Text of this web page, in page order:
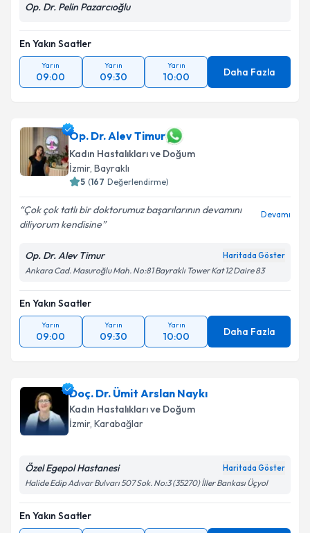
Op. Dr. Pelin Pazarcıoğlu
En Yakın Saatler
Yarın
09:00
Yarın
09:30
Yarın
10:00 Daha Fazla
Op. Dr. Alev Timur
Kadın Hastalıkları ve Doğum
İzmir, Bayraklı
5 (167 Değerlendirme)
Çok çok tatlı bir doktorumuz başarılarının devamını
diliyorum kendisine
Devamı
Op. Dr. Alev Timur Haritada Göster
Ankara Cad. Masuroğlu Mah. No:81 Bayraklı Tower Kat 12 Daire 83
En Yakın Saatler
Yarın
09:00
Yarın
09:30
Yarın
10:00 Daha Fazla
Doç. Dr. Ümit Arslan Naykı
Kadın Hastalıkları ve Doğum
İzmir, Karabağlar
Özel Egepol Hastanesi Haritada Göster
Halide Edip Adıvar Bulvarı 507 Sok. No:3 (35270) İller Bankası Üçyol
En Yakın Saatler